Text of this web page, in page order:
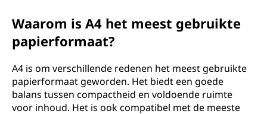
Waarom is A4 het meest gebruikte
papierformaat?
A4 is om verschillende redenen het meest gebruikte
papierformaat geworden. Het biedt een goede
balans tussen compactheid en voldoende ruimte
voor inhoud. Het is ook compatibel met de meeste